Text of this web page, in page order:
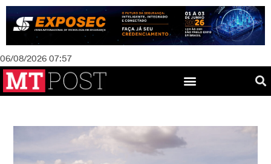
06/08/2026 07:57